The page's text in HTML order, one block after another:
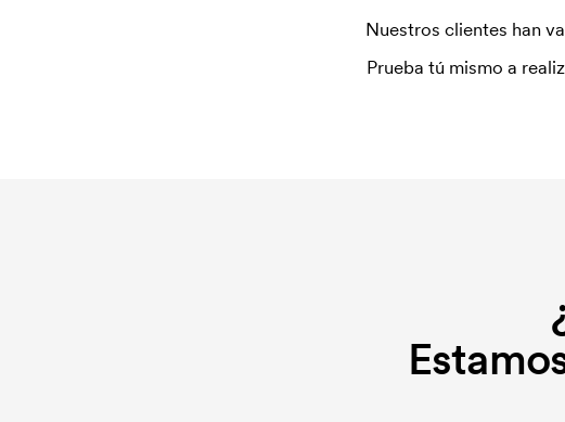
Nuestros clientes han
Prueba tú mismo a